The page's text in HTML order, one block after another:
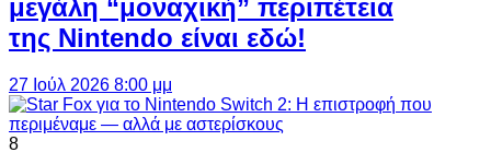
μεγάλη “μοναχική” περιπέτεια
της Nintendo είναι εδώ!
27 Ιούλ 2026 8:00 μμ
8